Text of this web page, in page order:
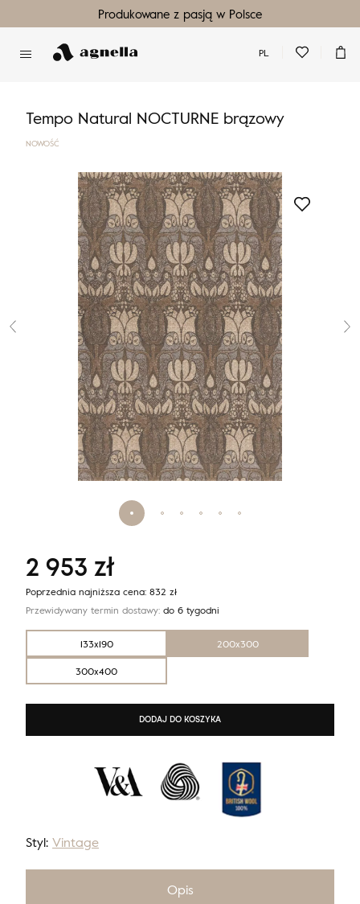
Produkowane z pasją w Polsce
PL
Tempo Natural NOCTURNE brązowy
NOWOŚĆ
Styl: Vintage
133x190
200x300
300x400
2 953 zł
Poprzednia najniższa cena: 832 zł
Przewidywany termin dostawy: do 6 tygodni
DODAJ DO KOSZYKA
Opis